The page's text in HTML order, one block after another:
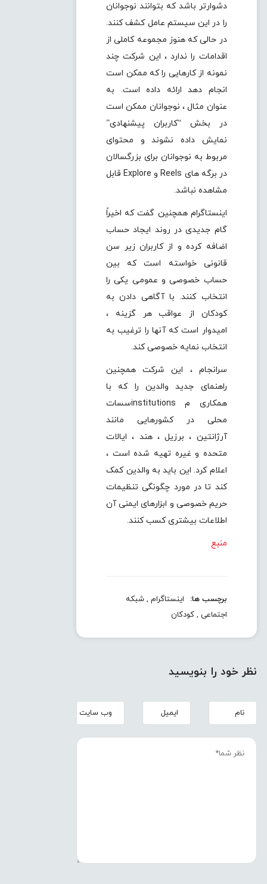
دشوارتر باشد که بتوانند نوجوانان
را در این سیستم عامل کشف کنند.
در حالی که هنوز مجموعه کاملی از
اقدامات را ندارد ، این شرکت چند
نمونه از کارهایی را که ممکن است
انجام دهد ارائه داده است. به
عنوان مثال ، نوجوانان ممکن است
در بخش “کاربران پیشنهادی”
نمایش داده نشوند و محتوای
مربوط به نوجوانان برای بزرگسالان
در برگه های Reels و Explore قابل
مشاهده نباشد.
اینستاگرام همچنین گفت که اخیراً
گام جدیدی در روند ایجاد حساب
اضافه کرده و از کاربران زیر سن
قانونی خواسته است که بین
حساب خصوصی و عمومی یکی را
انتخاب کنند. با آگاهی دادن به
کودکان از عواقب هر گزینه ،
امیدوار است که آنها را ترغیب به
انتخاب نمایه خصوصی کند.
سرانجام ، این شرکت همچنین
راهنمای جدید والدین را که با
همکاری م institutionsسسات
محلی در کشورهایی مانند
آرژانتین ، برزیل ، هند ، ایالات
متحده و غیره تهیه شده است ،
اعلام کرد. این باید به والدین کمک
کند تا در مورد چگونگی تنظیمات
حریم خصوصی و ابزارهای ایمنی آن
اطلاعات بیشتری کسب کنند.
منبع
برچسب ها: اینستاگرام ,شبکه
اجتماعی ,کودکان
نظر خود را بنویسید